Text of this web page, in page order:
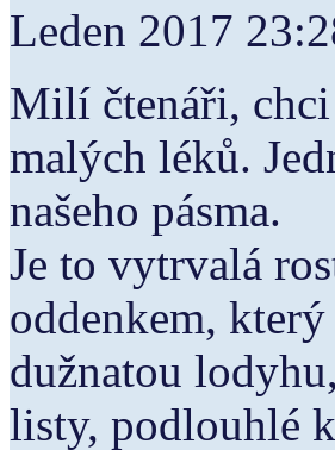
Leden 2017
Milí čtenáři,
malých léků.
našeho pásma.
Je to vytrvalá
oddenkem,
dužnatou
listy, podlouhlé